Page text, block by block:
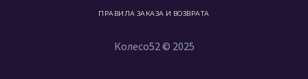
ПРАВИЛА ЗАКАЗА И ВОЗВРАТА
Колесо52 © 2025